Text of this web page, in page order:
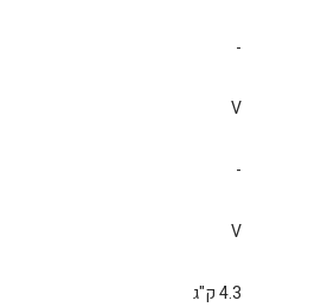
-
V
-
V
4.3 ק"ג